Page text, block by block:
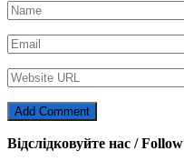
Відслідковуйте нас /